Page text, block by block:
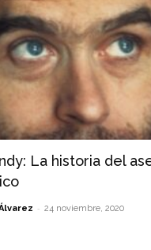
La historia del
- 24 noviembre, 2020